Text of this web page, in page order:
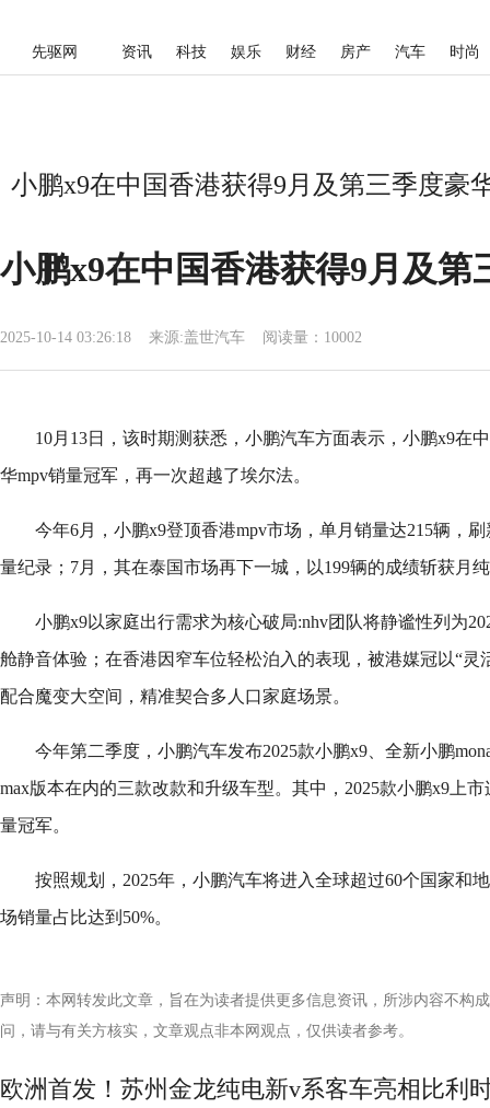
先驱网 资讯 科技 娱乐 财经 房产 汽车 时尚
小鹏x9在中国香港获得9月及第三季度豪
小鹏x9在中国香港获得9月及
2025-10-14 03:26:18 来源:盖世汽车 阅读量：10002
10月13日，该时期测获悉，小鹏汽车方面表示，小鹏x9在
华mpv销量冠军，再一次超越了埃尔法。
今年6月，小鹏x9登顶香港mpv市场，单月销量达215辆，
量纪录；7月，其在泰国市场再下一城，以199辆的成绩斩获月
小鹏x9以家庭出行需求为核心破局:nhv团队将静谧性列为
舱静音体验；在香港因窄车位轻松泊入的表现，被港媒冠以“灵
配合魔变大空间，精准契合多人口家庭场景。
今年第二季度，小鹏汽车发布2025款小鹏x9、全新小鹏
max版本在内的三款改款和升级车型。其中，2025款小鹏x9上
量冠军。
按照规划，2025年，小鹏汽车将进入全球超过60个国家和
场销量占比达到50%。
声明：本网转发此文章，旨在为读者提供更多信息资讯，所涉内容不构
问，请与有关方核实，文章观点非本网观点，仅供读者参考。
欧洲首发！苏州金龙纯电新v系客车亮相比利